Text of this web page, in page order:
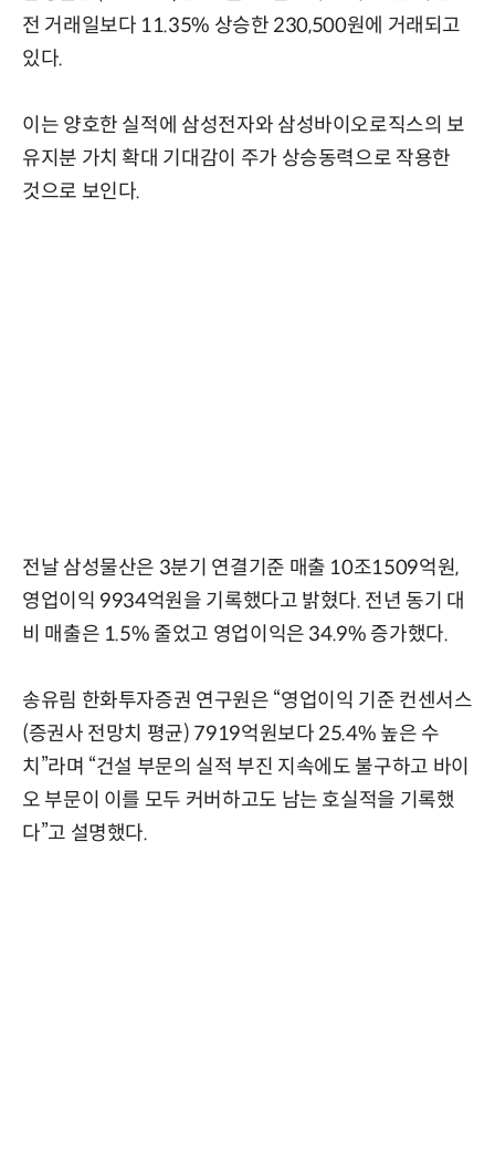
전 거래일보다 11.35% 상승한 230,500원에 거래되고
있다.
이는 양호한 실적에 삼성전자와 삼성바이오로직스의 보
유지분 가치 확대 기대감이 주가 상승동력으로 작용한
것으로 보인다.
전날 삼성물산은 3분기 연결기준 매출 10조1509억원,
영업이익 9934억원을 기록했다고 밝혔다. 전년 동기 대
비 매출은 1.5% 줄었고 영업이익은 34.9% 증가했다.
송유림 한화투자증권 연구원은 “영업이익 기준 컨센서스
(증권사 전망치 평균) 7919억원보다 25.4% 높은 수
치”라며 “건설 부문의 실적 부진 지속에도 불구하고 바이
오 부문이 이를 모두 커버하고도 남는 호실적을 기록했
다”고 설명했다.